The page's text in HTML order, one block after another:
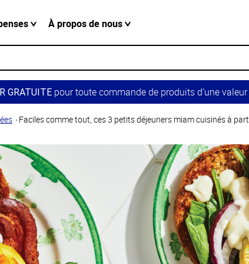
À propos de nous
GRATUITEpour toute commande de produits d’une
Faciles comme tout, ces 3 petits déjeuners miam cuisinés à